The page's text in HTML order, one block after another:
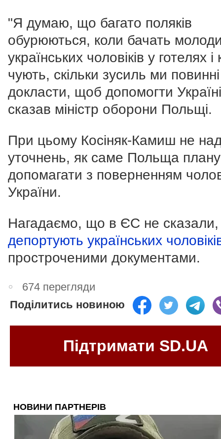
"Я думаю, що багато поляків
обурюються, коли бачать
українських чоловіків у готелях
чують, скільки зусиль ми повинні
докласти, щоб допомогти
сказав міністр оборони Польщі.
При цьому Косіняк-Камиш не
уточнень, як саме Польща
допомагати з поверненням
України.
Нагадаємо, що в ЄС не
депортують українських
простроченими документами.
674 перегляди
Поділитись новиною
Підтримати SD.UA